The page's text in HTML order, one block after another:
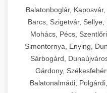
Balatonboglár,
Barcs, Szigetvár, Sellye,
Mohács, Pécs,
Simontornya, Enying,
Sárbogárd,
Gárdony,
Balatonalmádi,